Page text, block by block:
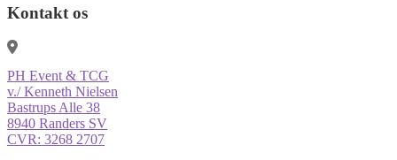
Kontakt os
PH Event & TCG
v./ Kenneth Nielsen
Bastrups Alle 38
8940 Randers SV
CVR: 3268 2707